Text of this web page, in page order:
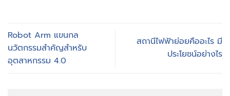
Robot Arm แขนกล
นวัตกรรมสำคัญสำหรับ
อุตสาหกรรม 4.0
สถานีไฟฟ้าย่อยคืออะไร มี
ประโยชน์อย่างไร